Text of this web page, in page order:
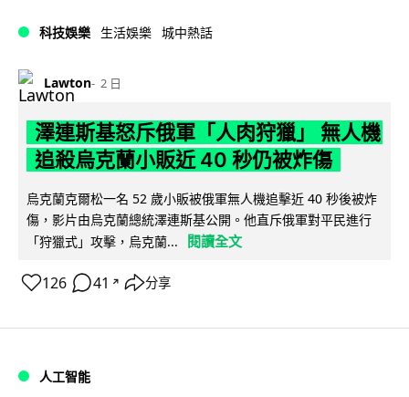
科技娛樂 生活娛樂 城中熱話
Lawton 2 日
澤連斯基怒斥俄軍「人肉狩獵」 無人機
追殺烏克蘭小販近 40 秒仍被炸傷
烏克蘭克爾松一名 52 歲小販被俄軍無人機追擊近 40 秒後被炸
傷，影片由烏克蘭總統澤連斯基公開。他直斥俄軍對平民進行
「狩獵式」攻擊，烏克蘭...
閱讀全文
126 41 ↗ 分享
人工智能